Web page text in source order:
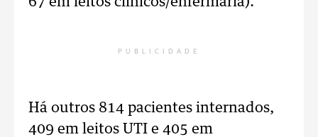
PUBLICIDADE
Há outros 814 pacientes internados,
409 em leitos UTI e 405 em